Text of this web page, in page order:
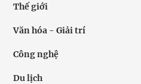
Thế giới
Văn hóa - Giải trí
Công nghệ
Du lịch